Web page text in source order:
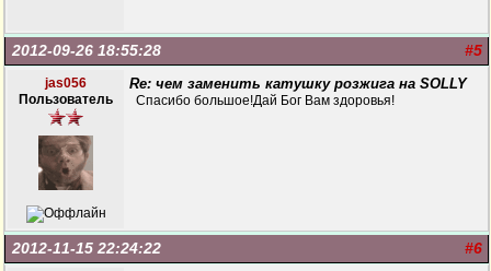
#5
2012-09-26 18:55:28
jas056
Пользователь
Re: чем заменить катушку розжига на SOLLY
Cпасибо большое!Дай Бог Вам здоровья!
#6
2012-11-15 22:24:22